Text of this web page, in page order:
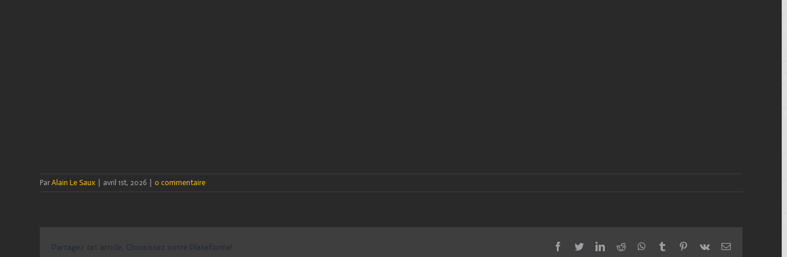
Par Alain Le Saux avril 1st, 2026 0 commentaire
Partagez cet article, Choisissez votre Plateforme! facebook
twitterlinkedinredditwhatsapptumblrpinterest
vk Email